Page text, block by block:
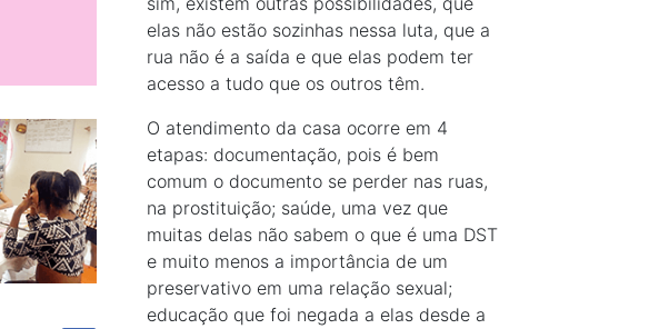
elas não estão sozinhas nessa luta, que a
rua não é a saída e que elas podem ter
acesso a tudo que os outros têm.
O atendimento da casa ocorre em 4
etapas: documentação, pois é bem
comum o documento se perder nas ruas,
na prostituição; saúde, uma vez que
muitas delas não sabem o que é uma DST
e muito menos a importância de um
preservativo em uma relação sexual;
educação que foi negada a elas desde a